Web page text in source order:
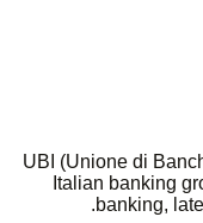
UBI (Unione di
Italian banking
banking,